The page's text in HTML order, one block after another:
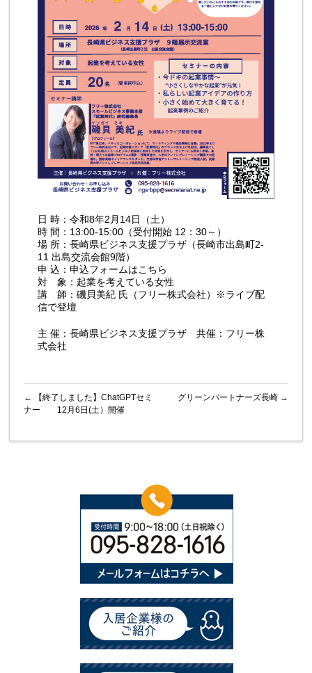
日 時：令和8年2月14日（土）
時 間：13:00-15:00（受付開始 12：30～）
場 所：長崎県ビジネス支援プラザ（長崎市出島町2-
11 出島交流会館9階）
申 込：申込フォームはこちら
対 象：起業を考えている女性
講 師：磯貝美紀 氏（フリー株式会社）※ライブ配
信で登壇
主 催：長崎県ビジネス支援プラザ 共催：フリー株
式会社
←
【終了しました】ChatGPTセミ
ナー 12月6日(土）開催
グリーンパートナーズ長崎 →